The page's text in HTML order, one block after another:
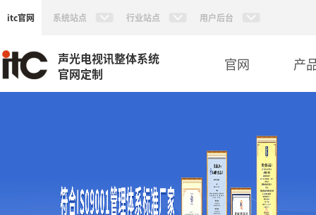
itc官网 系统站点 行业站点 用户后台
声光电视讯整体系统
官网定制
官网 产